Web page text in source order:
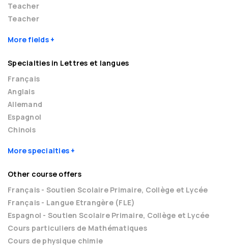
Teacher
Teacher
More fields
Specialties in Lettres et langues
Français
Anglais
Allemand
Espagnol
Chinois
More specialties
Other course offers
Français - Soutien Scolaire Primaire, Collège et Lycée
Français - Langue Etrangère (FLE)
Espagnol - Soutien Scolaire Primaire, Collège et Lycée
Cours particuliers de Mathématiques
Cours de physique chimie